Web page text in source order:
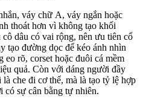
váy chữ A, váy ngắn hoặc
thoát hơn vì không tạo khối
dâu có vai rộng, nên ưu tiên cổ
tạo đường dọc để kéo ánh nhìn
rõ, corset hoặc đuôi cá mềm
quả. Còn với dáng người đầy
che đi cơ thể, mà là tạo tỷ lệ hợp
có sự cân bằng tự nhiên.